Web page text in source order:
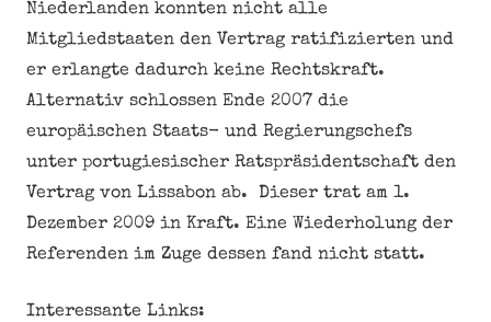
Niederlanden konnten nicht alle
Mitgliedstaaten den Vertrag ratifizierten und
er erlangte dadurch keine Rechtskraft.
Alternativ schlossen Ende 2007 die
europäischen Staats- und Regierungschefs
unter portugiesischer Ratspräsidentschaft den
Vertrag von Lissabon ab. Dieser trat am 1.
Dezember 2009 in Kraft. Eine Wiederholung der
Referenden im Zuge dessen fand nicht statt.
Interessante Links: